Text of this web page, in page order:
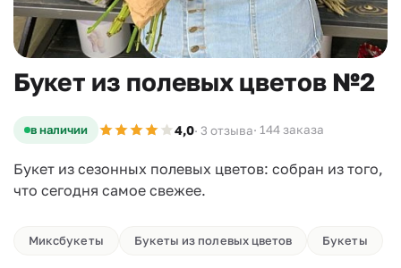
Букет из полевых цветов №2
в наличии 4,0· 3 отзыва· 144 заказа
Букет из сезонных полевых цветов: собран из того,
что сегодня самое свежее.
Миксбукеты Букеты из полевых цветов Букеты